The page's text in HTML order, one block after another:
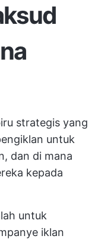
strategis yang
untuk
dan di mana
kepada
untuk
iklan